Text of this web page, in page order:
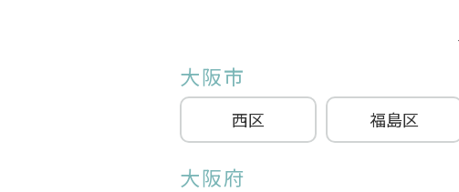
大阪市
西区 福島区
大阪府